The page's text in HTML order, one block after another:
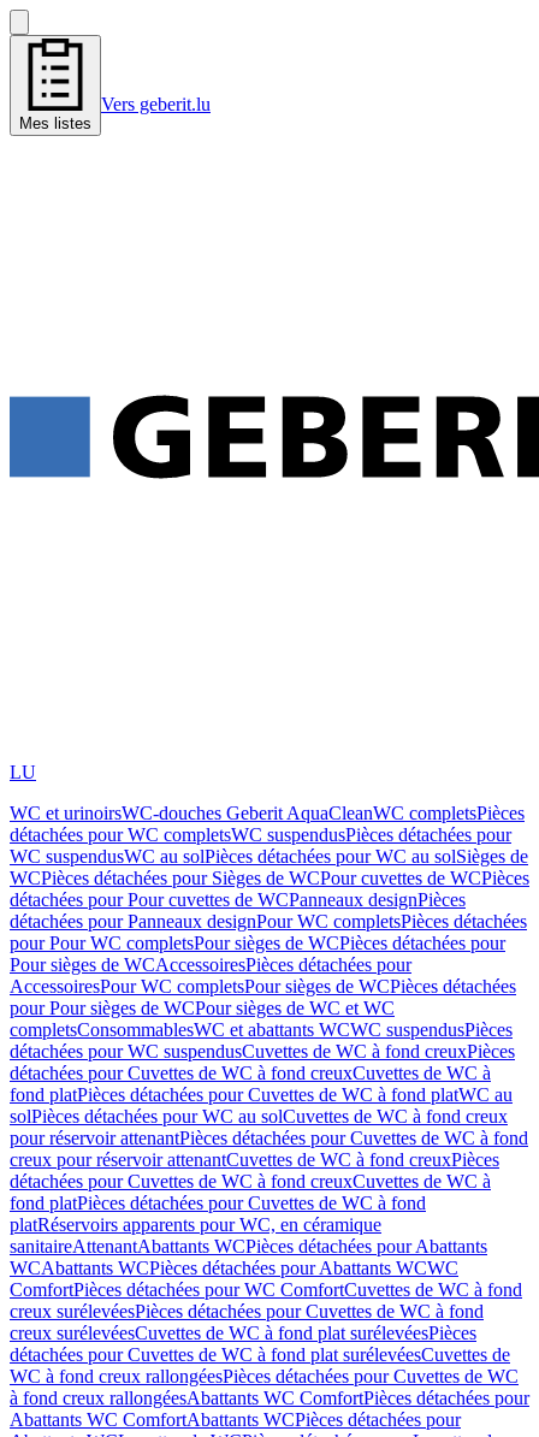
Mes listes
Vers geberit.lu
LU
WC et urinoirsWC-douches Geberit AquaCleanWC completsPièces
détachées pour WC completsWC suspendusPièces détachées pour
WC suspendusWC au solPièces détachées pour WC au solSièges de
WCPièces détachées pour Sièges de WCPour cuvettes de WCPièces
détachées pour Pour cuvettes de WCPanneaux designPièces
détachées pour Panneaux designPour WC completsPièces détachées
pour Pour WC completsPour sièges de WCPièces détachées pour
Pour sièges de WCAccessoiresPièces détachées pour
AccessoiresPour WC completsPour sièges de WCPièces détachées
pour Pour sièges de WCPour sièges de WC et WC
completsConsommablesWC et abattants WCWC suspendusPièces
détachées pour WC suspendusCuvettes de WC à fond creuxPièces
détachées pour Cuvettes de WC à fond creuxCuvettes de WC à
fond platPièces détachées pour Cuvettes de WC à fond platWC au
solPièces détachées pour WC au solCuvettes de WC à fond creux
pour réservoir attenantPièces détachées pour Cuvettes de WC à fond
creux pour réservoir attenantCuvettes de WC à fond creuxPièces
détachées pour Cuvettes de WC à fond creuxCuvettes de WC à
fond platPièces détachées pour Cuvettes de WC à fond
platRéservoirs apparents pour WC, en céramique
sanitaireAttenantAbattants WCPièces détachées pour Abattants
WCAbattants WCPièces détachées pour Abattants WCWC
ComfortPièces détachées pour WC ComfortCuvettes de WC à fond
creux surélevéesPièces détachées pour Cuvettes de WC à fond
creux surélevéesCuvettes de WC à fond plat surélevéesPièces
détachées pour Cuvettes de WC à fond plat surélevéesCuvettes de
WC à fond creux rallongéesPièces détachées pour Cuvettes de WC
à fond creux rallongéesAbattants WC ComfortPièces détachées pour
Abattants WC ComfortAbattants WCPièces détachées pour